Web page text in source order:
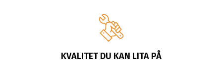
KVALITET DU KAN LITA PÅ